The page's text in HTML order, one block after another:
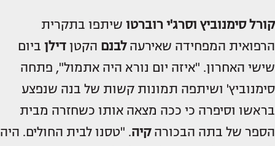
קורל סימנוביץ וסרג'י רוברטו שיתפו בתקרית
הרפואית המפחידה שאירעהלבנם הקטן דילן ביום
שישי האחרון. "איזה יום נורא היה אתמול", פתחה
סימנוביץ' ושיתפה תמונות קשות של בנה שנפצע
בראשו וסיפרה כי ככה מצאה אותו כשחזרה מבית
הספר של בתה הבכורהקיה. "טסנו לבית החולים. היה